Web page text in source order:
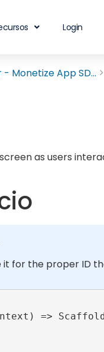
Login
Monetize App SD...
as users
for the proper ID